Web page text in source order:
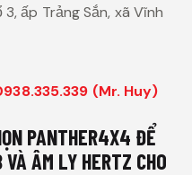
ấp Trảng Sắn, xã Vĩnh
(Mr. Huy)
PANTHER4X4 ĐỂ
ÂM LY HERTZ CHO